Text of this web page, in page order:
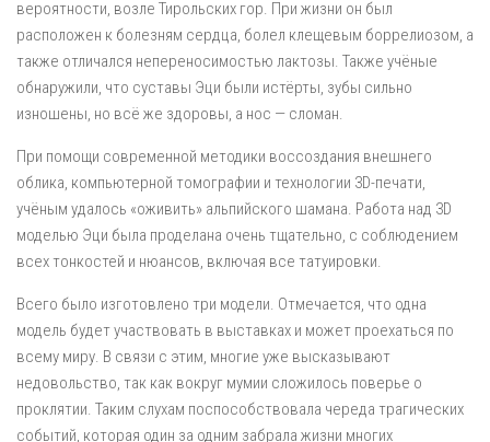
вероятности, возле Тирольских гор. При жизни он был
расположен к болезням сердца, болел клещевым боррелиозом, а
также отличался непереносимостью лактозы. Также учёные
обнаружили, что суставы Эци были истёрты, зубы сильно
изношены, но всё же здоровы, а нос — сломан.
При помощи современной методики воссоздания внешнего
облика, компьютерной томографии и технологии 3D-печати,
учёным удалось «оживить» альпийского шамана. Работа над 3D
моделью Эци была проделана очень тщательно, с соблюдением
всех тонкостей и нюансов, включая все татуировки.
Всего было изготовлено три модели. Отмечается, что одна
модель будет участвовать в выставках и может проехаться по
всему миру. В связи с этим, многие уже высказывают
недовольство, так как вокруг мумии сложилось поверье о
проклятии. Таким слухам поспособствовала череда трагических
событий, которая один за одним забрала жизни многих